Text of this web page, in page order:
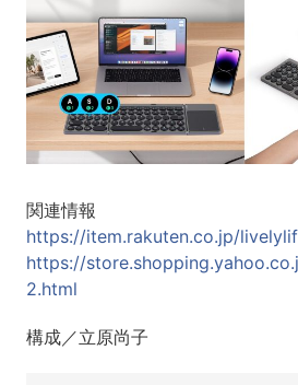
関連情報
https://item.rakuten.co.jp/
https://
2.html
構成／立原尚子